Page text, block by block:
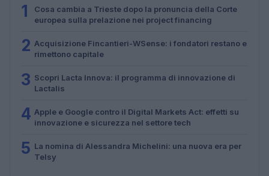
1
Cosa cambia a Trieste dopo la pronuncia della Corte
europea sulla prelazione nei project financing
2 Acquisizione Fincantieri-WSense: i fondatori restano e
rimettono capitale
3 Scopri Lacta Innova: il programma di innovazione di
Lactalis
4 Apple e Google contro il Digital Markets Act: effetti su
innovazione e sicurezza nel settore tech
5 La nomina di Alessandra Michelini: una nuova era per
Telsy